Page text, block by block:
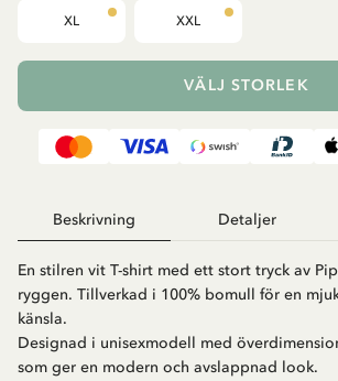
XL XXL
VÄLJ STORLEK
Beskrivning Detaljer
En stilren vit T-shirt med ett stort tryck av
ryggen. Tillverkad i 100% bomull för en
känsla.
Designad i unisexmodell med
som ger en modern och avslappnad look.